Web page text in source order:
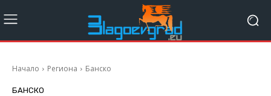
Начало Региона Банско
БАНСКО